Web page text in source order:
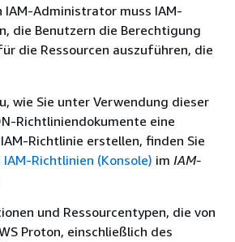
IAM-Administrator muss IAM-
die Benutzern die Berechtigung
die Ressourcen auszuführen, die
wie Sie unter Verwendung dieser
Richtliniendokumente eine
Richtlinie erstellen, finden Sie
Richtlinien (Konsole) im IAM-
und Ressourcentypen, die von
Proton, einschließlich des